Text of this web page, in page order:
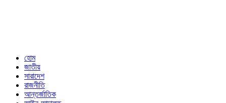
হোম
জাতীয়
সারাদেশ
রাজনীতি
আন্তর্জাতিক